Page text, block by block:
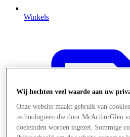
Winkels
Wij hechten veel waarde aan uw
Onze website maakt gebruik van
technologieën die door McArthurGlen
doeleinden worden ingezet. Sommige